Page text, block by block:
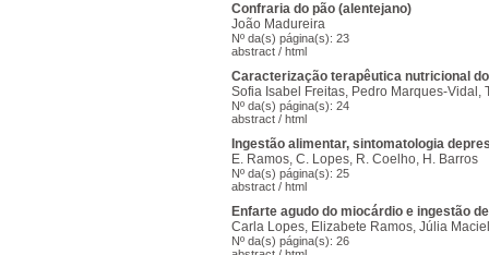
Confraria do pão (alentejano)
João Madureira
Nº da(s) página(s): 23
abstract / html
Caracterização terapêutica nutricional
Sofia Isabel Freitas, Pedro Marques-
Nº da(s) página(s): 24
abstract / html
Ingestão alimentar, sintomatologia
E. Ramos, C. Lopes, R. Coelho, H. Barros
Nº da(s) página(s): 25
abstract / html
Enfarte agudo do miocárdio e ingestão
Carla Lopes, Elizabete Ramos, Júlia
Nº da(s) página(s): 26